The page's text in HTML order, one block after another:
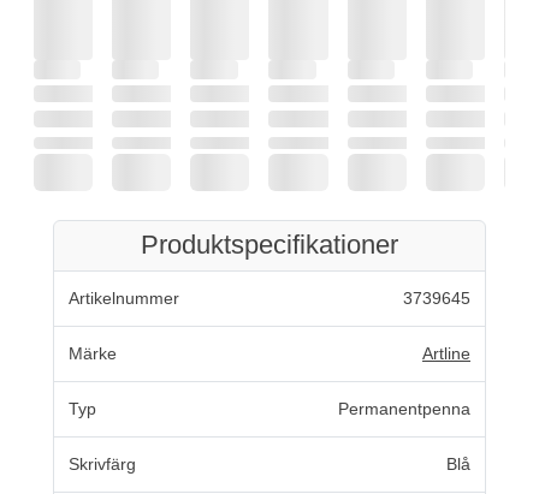
Produktspecifikationer
Artikelnummer 3739645
Märke Artline
Typ Permanentpenna
Skrivfärg Blå